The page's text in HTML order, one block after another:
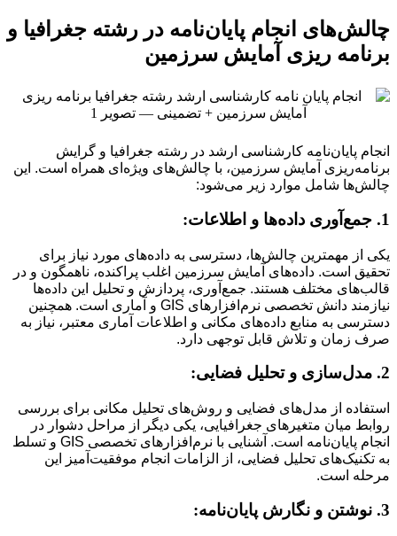
چالش‌های انجام پایان‌نامه در رشته جغرافیا و
برنامه ریزی آمایش سرزمین
انجام پایان‌نامه کارشناسی ارشد در رشته جغرافیا و گرایش
برنامه‌ریزی آمایش سرزمین، با چالش‌های ویژه‌ای همراه است. این
چالش‌ها شامل موارد زیر می‌شود:
1. جمع‌آوری داده‌ها و اطلاعات:
یکی از مهمترین چالش‌ها، دسترسی به داده‌های مورد نیاز برای
تحقیق است. داده‌های آمایش سرزمین اغلب پراکنده، ناهمگون و در
قالب‌های مختلف هستند. جمع‌آوری، پردازش و تحلیل این داده‌ها
نیازمند دانش تخصصی نرم‌افزارهای GIS و آماری است. همچنین
دسترسی به منابع داده‌های مکانی و اطلاعات آماری معتبر، نیاز به
صرف زمان و تلاش قابل توجهی دارد.
2. مدل‌سازی و تحلیل فضایی:
استفاده از مدل‌های فضایی و روش‌های تحلیل مکانی برای بررسی
روابط میان متغیرهای جغرافیایی، یکی دیگر از مراحل دشوار در
انجام پایان‌نامه است. آشنایی با نرم‌افزارهای تخصصی GIS و تسلط
به تکنیک‌های تحلیل فضایی، از الزامات انجام موفقیت‌آمیز این
مرحله است.
3. نوشتن و نگارش پایان‌نامه: